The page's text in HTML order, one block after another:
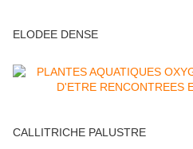
ELODEE DENSE
CALLITRICHE PALUSTRE